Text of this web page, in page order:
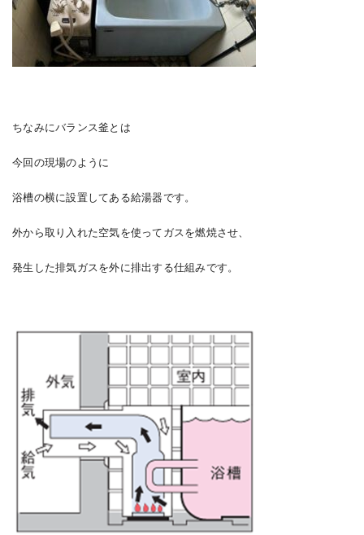
ちなみにバランス釜とは
今回の現場のように
浴槽の横に設置してある給湯器です。
外から取り入れた空気を使ってガスを燃焼させ、
発生した排気ガスを外に排出する仕組みです。